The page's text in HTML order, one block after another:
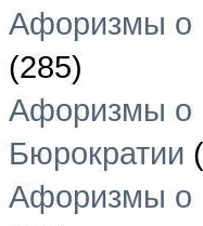
Афоризмы о
(285)
Афоризмы о
Бюрократии
Афоризмы о